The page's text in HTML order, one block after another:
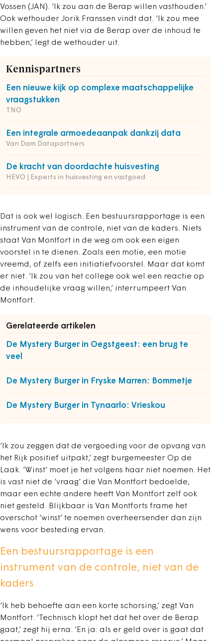
Vossen (JAN). ‘Ik zou aan de Berap willen vasthouden.’
Ook wethouder Jorik Franssen vindt dat. ‘Ik zou mee
willen geven het niet via de Berap over de inhoud te
hebben,’ legt de wethouder uit.
Kennispartners
Een nieuwe kijk op complexe maatschappelijke
vraagstukken
TNO
Een integrale armoedeaanpak dankzij data
Van Dam Datapartners
De kracht van doordachte huisvesting
HEVO | Experts in huisvesting en vastgoed
Dat is ook wel logisch. Een bestuursrapportage is een
instrument van de controle, niet van de kaders. Niets
staat Van Montfort in de weg om ook een eigen
voorstel in te dienen. Zoals een motie, een motie
vreemd, of zelfs een initiatiefvoorstel. Maar dat komt
er niet. ’Ik zou van het college ook wel een reactie op
de inhoudelijke vraag willen,’ interrumpeert Van
Montfort.
Gerelateerde artikelen
De Mystery Burger in Oegstgeest: een brug te
veel
De Mystery Burger in Fryske Marren: Bommetje
De Mystery Burger in Tynaarlo: Vrieskou
‘Ik zou zeggen dat de vergoeding voor de opvang van
het Rijk positief uitpakt,’ zegt burgemeester Op de
Laak. ‘Winst’ moet je het volgens haar niet noemen. Het
is vast niet de ‘vraag’ die Van Montfort bedoelde,
maar een echte andere heeft Van Montfort zelf ook
niet gesteld. Blijkbaar is Van Montforts frame het
overschot ‘winst’ te noemen overheersender dan zijn
wens voor besteding ervan.
Een bestuursrapportage is een
instrument van de controle, niet van de
kaders
‘Ik heb behoefte aan een korte schorsing,’ zegt Van
Montfort. ‘Technisch klopt het dat het over de Berap
gaat,’ zegt hij erna. ‘En ja: als er geld over is gaat dat